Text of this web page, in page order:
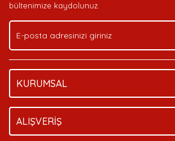
bültenimize kaydolunuz.
KURUMSAL
ALIŞVERİŞ